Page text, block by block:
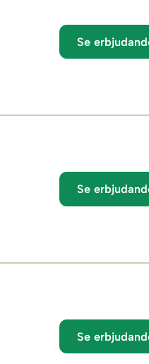
Se
Se
Se